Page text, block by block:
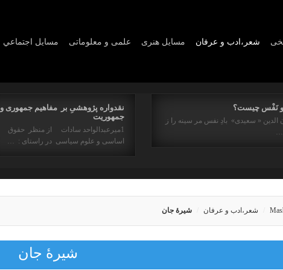
مسايل اجتماعي علمی و معلوماتی مسايل هنری شعر،ادب و عرفان
نقدواره پژوهشیِ بر مفاهیم جمهوری و
جمهوریت
1میرعبدالواحد سادات از منظر حقوق
اساسی و علوم سیاسی در راستای : …
و نَفْس چیست؟
الدین « سعیدی» بادِ نفس مر سینه را ز
شعر،ادب و عرفان شیرۀ جان
شیرۀ جان